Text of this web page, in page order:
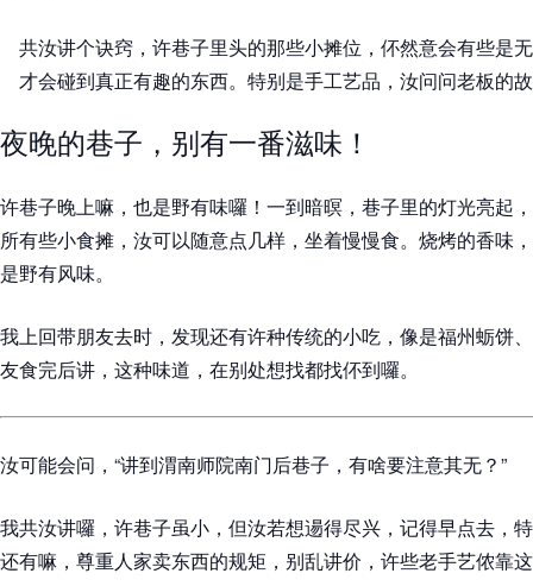
共汝讲个诀窍，许巷子里头的那些小摊位，伓然意会有些是
才会碰到真正有趣的东西。特别是手工艺品，汝问问老板的
夜晚的巷子，别有一番滋味！
许巷子晚上嘛，也是野有味囉！一到暗暝，巷子里的灯光亮起
所有些小食摊，汝可以随意点几样，坐着慢慢食。烧烤的香味
是野有风味。
我上回带朋友去时，发现还有许种传统的小吃，像是福州蛎饼
友食完后讲，这种味道，在别处想找都找伓到囉。
汝可能会问，“讲到渭南师院南门后巷子，有啥要注意其无？”
我共汝讲囉，许巷子虽小，但汝若想逿得尽兴，记得早点去，
还有嘛，尊重人家卖东西的规矩，别乱讲价，许些老手艺侬靠